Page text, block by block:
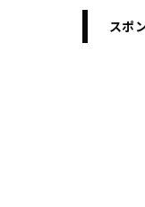
スポ